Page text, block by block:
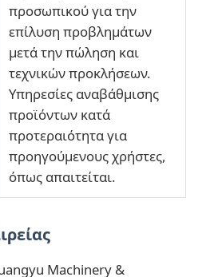
Machine
σιλικόνης
προσωπικού για την
επίλυση προβλημάτων
μετά την πώληση και
τεχνικών προκλήσεων.
Υπηρεσίες αναβάθμισης
προϊόντων κατά
προτεραιότητα για
προηγούμενους χρήστες,
όπως απαιτείται.
Machinery &